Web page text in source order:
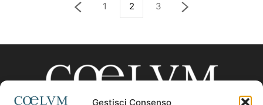
Gestisci Consenso
1 2 3